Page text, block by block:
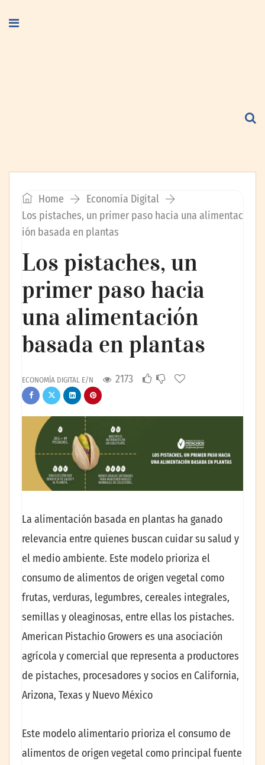
Home
Economía Digital
Los pistaches, un primer paso hacia una alimentac
ión basada en plantas
Los pistaches, un
primer paso hacia
una alimentación
basada en plantas
ECONOMÍA DIGITAL E/N 2173
La alimentación basada en plantas ha ganado
relevancia entre quienes buscan cuidar su salud y
el medio ambiente. Este modelo prioriza el
consumo de alimentos de origen vegetal como
frutas, verduras, legumbres, cereales integrales,
semillas y oleaginosas, entre ellas los pistaches.
American Pistachio Growers es una asociación
agrícola y comercial que representa a productores
de pistaches, procesadores y socios en California,
Arizona, Texas y Nuevo México
Este modelo alimentario prioriza el consumo de
alimentos de origen vegetal como principal fuente